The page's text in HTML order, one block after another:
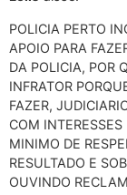
POLICIA PERTO
APOIO PARA
DA POLICIA, POR
INFRATOR
FAZER,
COM
MINIMO DE
RESULTADO E
OUVINDO